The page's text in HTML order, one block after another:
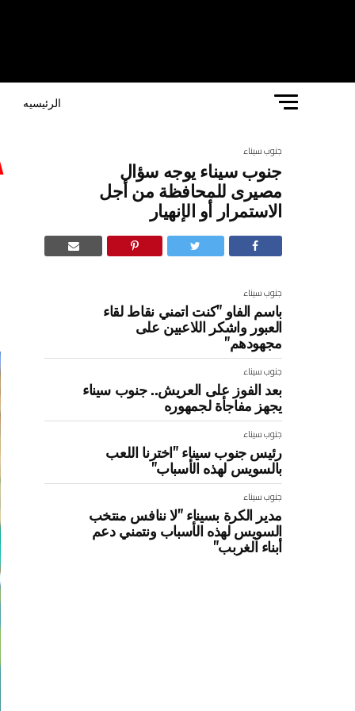
الرئيسيه
جنوب سيناء
جنوب سيناء يوجه سؤال
مصيرى للمحافظة من أجل
الاستمرار أو الإنهيار
جنوب سيناء
باسم الفاو "كنت اتمني نقاط لقاء
العبور واشكر اللاعبين على
مجهودهم"
جنوب سيناء
بعد الفوز على العريش.. جنوب سيناء
يجهز مفاجأة لجمهوره
جنوب سيناء
رئيس جنوب سيناء "اخترنا اللعب
بالسويس لهذه الأسباب"
جنوب سيناء
مدير الكرة بسيناء "لا ننافس منتخب
السويس لهذه الأسباب ونتمني دعم
أبناء الغربب"